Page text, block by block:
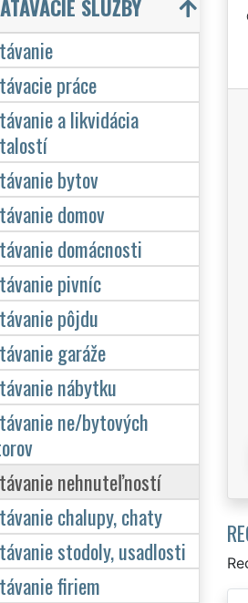
SLUŽBY
práce
a likvidácia
bytov
domov
domácnosti
pivníc
pôjdu
garáže
nábytku
ne/bytových
nehnuteľností
chalupy, chaty
stodoly, usadlosti
firiem